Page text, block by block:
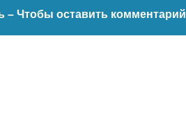
– Чтобы оставить комментарий